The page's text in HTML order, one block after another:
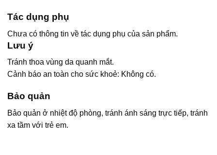
Tác dụng phụ
Chưa có thông tin về tác dụng phụ của sản phẩm.
Lưu ý
Tránh thoa vùng da quanh mắt.
Cảnh báo an toàn cho sức khoẻ: Không có.
Bảo quản
Bảo quản ở nhiệt độ phòng, tránh ánh sáng trực tiếp, tránh
xa tầm với trẻ em.